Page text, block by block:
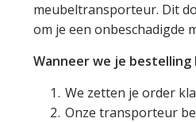
meubeltransporteur. Dit
om je een onbeschadigde
Wanneer we je
We zetten je order
Onze transporteur